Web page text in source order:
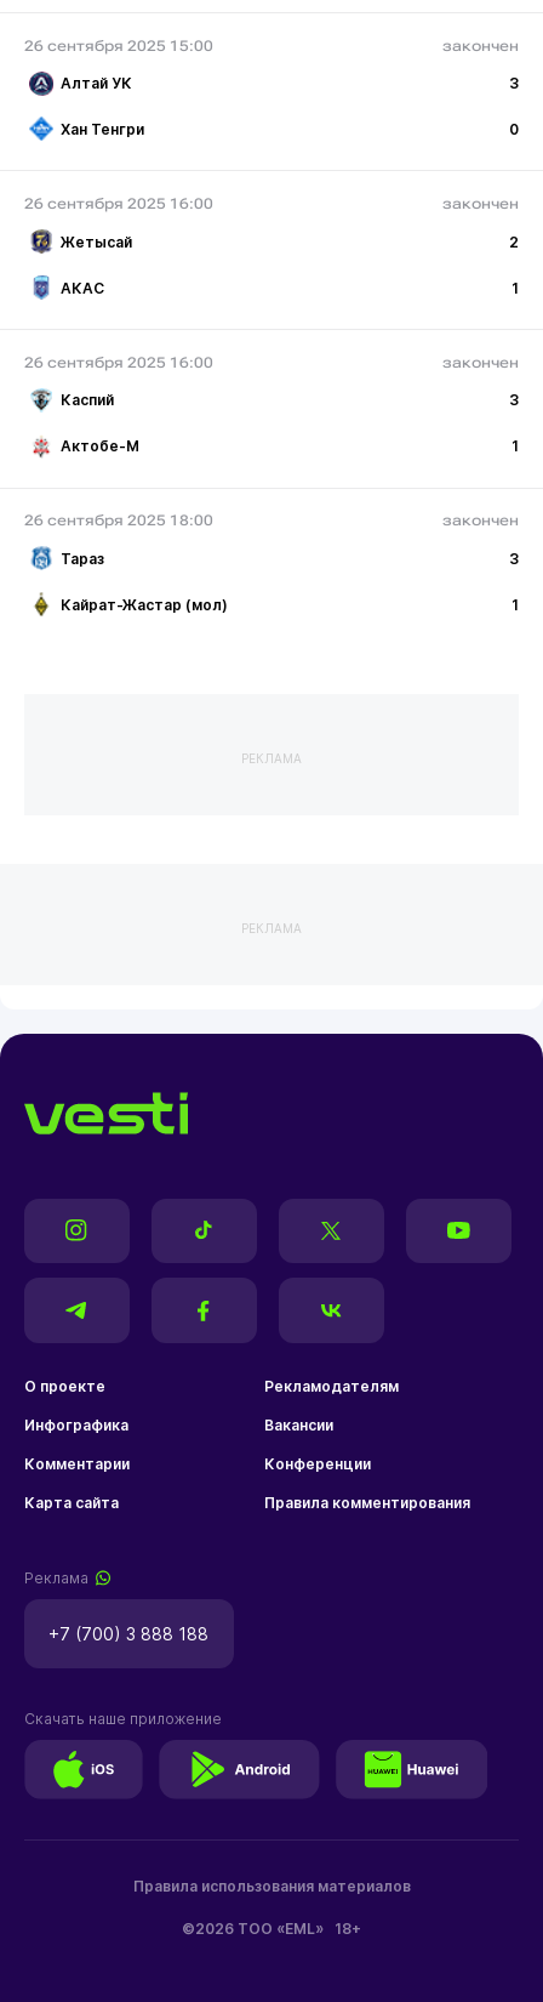
26 сентября 2025 15:00 закончен
Алтай УК 3
Хан Тенгри 0
26 сентября 2025 16:00 закончен
Жетысай 2
АКАС 1
26 сентября 2025 16:00 закончен
Каспий 3
Актобе-М 1
26 сентября 2025 18:00 закончен
Тараз 3
Кайрат-Жастар (мол) 1
РЕКЛАМА
РЕКЛАМА
О проекте Рекламодателям
Инфографика Вакансии
Комментарии Конференции
Карта сайта Правила комментирования
Реклама
+7 (700) 3 888 188
©2026 ТОО «EML» 18+
Правила использования материалов
Скачать наше приложение